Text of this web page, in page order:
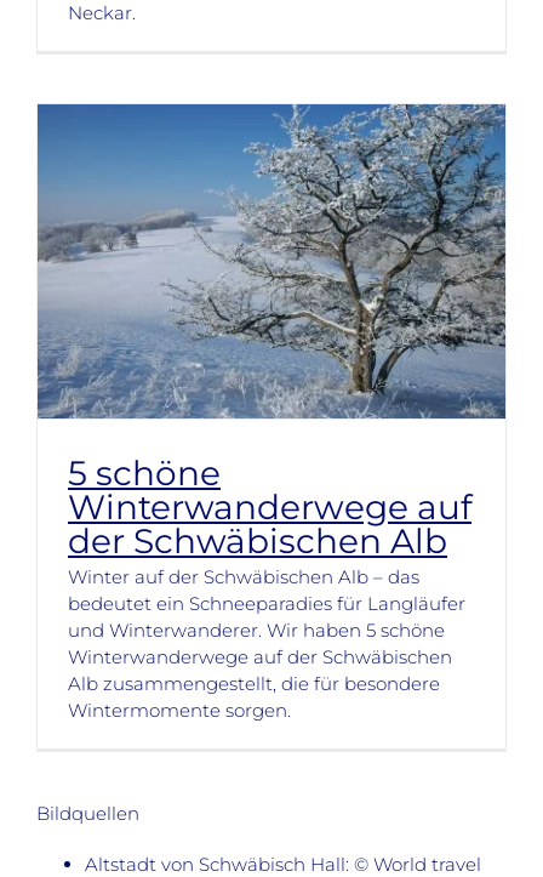
Neckar.
5 schöne
Winterwanderwege auf
der Schwäbischen Alb
Winter auf der Schwäbischen Alb – das
bedeutet ein Schneeparadies für Langläufer
und Winterwanderer. Wir haben 5 schöne
Winterwanderwege auf der Schwäbischen
Alb zusammengestellt, die für besondere
Wintermomente sorgen.
Bildquellen
Altstadt von Schwäbisch Hall: © World travel